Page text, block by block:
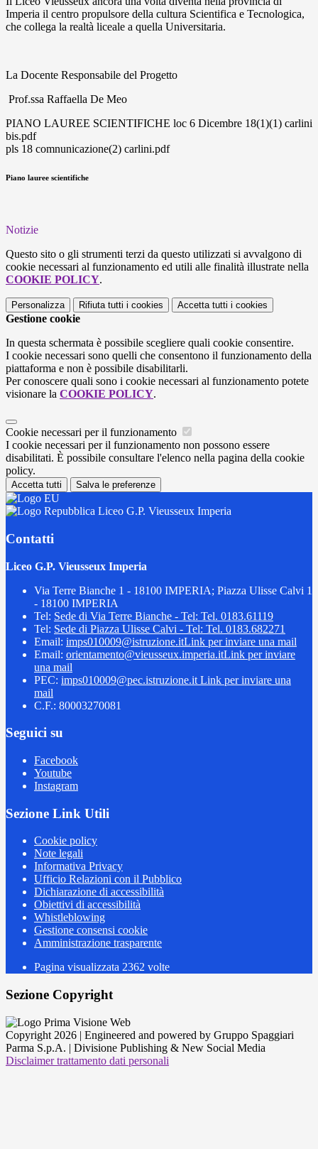
Imperia il centro propulsore della cultura Scientifica e Tecnologica,
che collega la realtà liceale a quella Universitaria.
La Docente Responsabile del Progetto
Prof.ssa Raffaella De Meo
PIANO LAUREE SCIENTIFICHE loc 6 Dicembre 18(1)(1) carlini
bis.pdf
pls 18 comnunicazione(2) carlini.pdf
Piano lauree scientifiche
Notizie
Questo sito o gli strumenti terzi da questo utilizzati si avvalgono di
cookie necessari al funzionamento ed utili alle finalità illustrate nella
COOKIE POLICY.
Personalizza Rifiuta tutti i cookies Accetta tutti i cookies
Gestione cookie
In questa schermata è possibile scegliere quali cookie consentire.
I cookie necessari sono quelli che consentono il funzionamento della
piattaforma e non è possibile disabilitarli.
Per conoscere quali sono i cookie necessari al funzionamento potete
visionare la COOKIE POLICY.
Cookie necessari per il funzionamento
I cookie necessari per il funzionamento non possono essere
disabilitati. È possibile consultare l'elenco nella pagina della cookie
policy.
Accetta tutti Salva le preferenze
Liceo G.P. Vieusseux Imperia
Contatti
Liceo G.P. Vieusseux Imperia
Via Terre Bianche 1 - 18100 IMPERIA; Piazza Ulisse Calvi 1
- 18100 IMPERIA
Tel: Sede di Via Terre Bianche - Tel: Tel. 0183.61119
Tel: Sede di Piazza Ulisse Calvi - Tel: Tel. 0183.682271
Email: imps010009@istruzione.itLink per inviare una mail
Email: orientamento@vieusseux.imperia.itLink per inviare
una mail
PEC: imps010009@pec.istruzione.it Link per inviare una
mail
C.F.: 80003270081
Seguici su
Facebook
Youtube
Instagram
Sezione Link Utili
Cookie policy
Note legali
Informativa Privacy
Ufficio Relazioni con il Pubblico
Dichiarazione di accessibilità
Obiettivi di accessibilità
Whistleblowing
Gestione consensi cookie
Amministrazione trasparente
Pagina visualizzata 2362 volte
Sezione Copyright
Copyright 2026 | Engineered and powered by Gruppo Spaggiari
Parma S.p.A. | Divisione Publishing & New Social Media
Disclaimer trattamento dati personali